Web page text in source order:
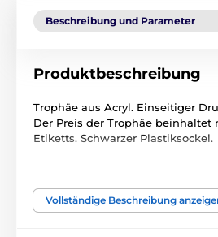
Beschreibung und Parameter
Produktbeschreibung
Trophäe aus Acryl. Einseitiger
Der Preis der Trophäe beinhaltet
Etiketts. Schwarzer Plastiksockel.
Das Produkt ist in
Vollständige Beschreibung